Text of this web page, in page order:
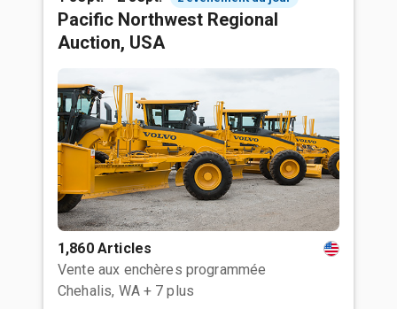
Pacific Northwest Regional
Auction, USA
1,860 Articles
Vente aux enchères programmée
Chehalis, WA + 7 plus